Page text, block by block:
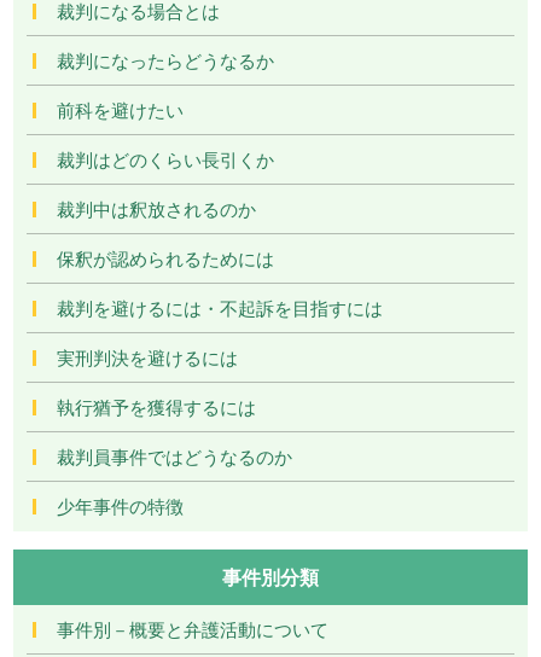
裁判になる場合とは
裁判になったらどうなるか
前科を避けたい
裁判はどのくらい長引くか
裁判中は釈放されるのか
保釈が認められるためには
裁判を避けるには・不起訴を目指すには
実刑判決を避けるには
執行猶予を獲得するには
裁判員事件ではどうなるのか
少年事件の特徴
事件別分類
事件別－概要と弁護活動について